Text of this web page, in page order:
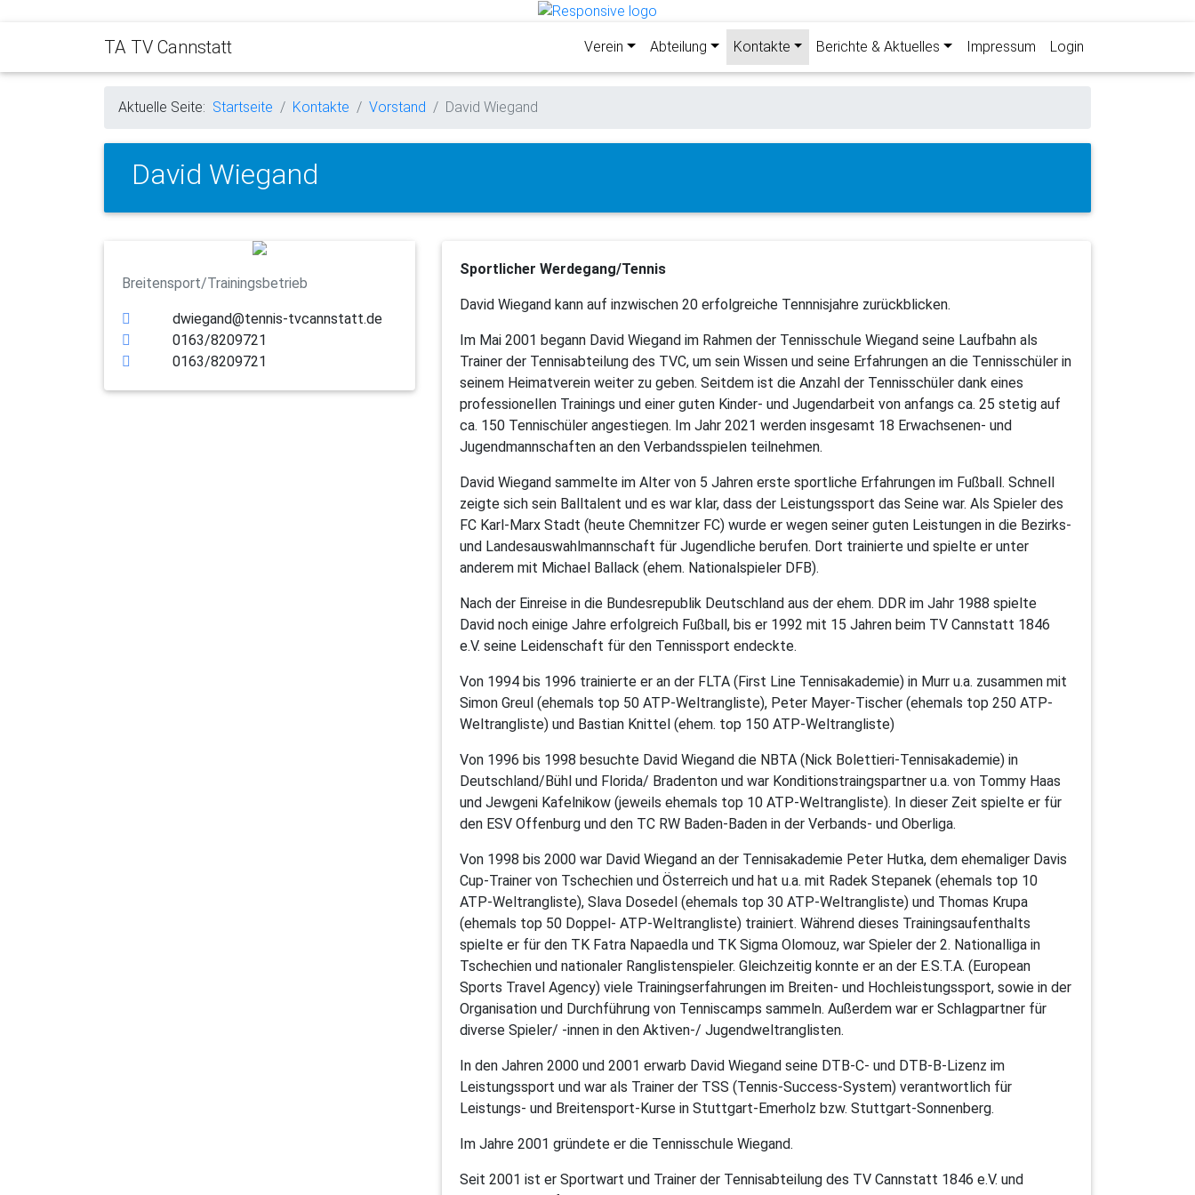
TA TV Cannstatt Verein Abteilung Kontakte Berichte & Aktuelles Impressum Login
Aktuelle Seite: Startseite Kontakte Vorstand David Wiegand
David Wiegand
Breitensport/Trainingsbetrieb
dwiegand@tennis-tvcannstatt.de
0163/8209721
0163/8209721
Sportlicher Werdegang/Tennis
David Wiegand kann auf inzwischen 20 erfolgreiche Tennnisjahre zurückblicken.
Im Mai 2001 begann David Wiegand im Rahmen der Tennisschule Wiegand seine Laufbahn als
Trainer der Tennisabteilung des TVC, um sein Wissen und seine Erfahrungen an die Tennisschüler in
seinem Heimatverein weiter zu geben. Seitdem ist die Anzahl der Tennisschüler dank eines
professionellen Trainings und einer guten Kinder- und Jugendarbeit von anfangs ca. 25 stetig auf
ca. 150 Tennischüler angestiegen. Im Jahr 2021 werden insgesamt 18 Erwachsenen- und
Jugendmannschaften an den Verbandsspielen teilnehmen.
David Wiegand sammelte im Alter von 5 Jahren erste sportliche Erfahrungen im Fußball. Schnell
zeigte sich sein Balltalent und es war klar, dass der Leistungssport das Seine war. Als Spieler des
FC Karl-Marx Stadt (heute Chemnitzer FC) wurde er wegen seiner guten Leistungen in die Bezirks-
und Landesauswahlmannschaft für Jugendliche berufen. Dort trainierte und spielte er unter
anderem mit Michael Ballack (ehem. Nationalspieler DFB).
Nach der Einreise in die Bundesrepublik Deutschland aus der ehem. DDR im Jahr 1988 spielte
David noch einige Jahre erfolgreich Fußball, bis er 1992 mit 15 Jahren beim TV Cannstatt 1846
e.V. seine Leidenschaft für den Tennissport endeckte.
Von 1994 bis 1996 trainierte er an der FLTA (First Line Tennisakademie) in Murr u.a. zusammen mit
Simon Greul (ehemals top 50 ATP-Weltrangliste), Peter Mayer-Tischer (ehemals top 250 ATP-
Weltrangliste) und Bastian Knittel (ehem. top 150 ATP-Weltrangliste)
Von 1996 bis 1998 besuchte David Wiegand die NBTA (Nick Bolettieri-Tennisakademie) in
Deutschland/Bühl und Florida/ Bradenton und war Konditionstraingspartner u.a. von Tommy Haas
und Jewgeni Kafelnikow (jeweils ehemals top 10 ATP-Weltrangliste). In dieser Zeit spielte er für
den ESV Offenburg und den TC RW Baden-Baden in der Verbands- und Oberliga.
Von 1998 bis 2000 war David Wiegand an der Tennisakademie Peter Hutka, dem ehemaliger Davis
Cup-Trainer von Tschechien und Österreich und hat u.a. mit Radek Stepanek (ehemals top 10
ATP-Weltrangliste), Slava Dosedel (ehemals top 30 ATP-Weltrangliste) und Thomas Krupa
(ehemals top 50 Doppel- ATP-Weltrangliste) trainiert. Während dieses Trainingsaufenthalts
spielte er für den TK Fatra Napaedla und TK Sigma Olomouz, war Spieler der 2. Nationalliga in
Tschechien und nationaler Ranglistenspieler. Gleichzeitig konnte er an der E.S.T.A. (European
Sports Travel Agency) viele Trainingserfahrungen im Breiten- und Hochleistungssport, sowie in der
Organisation und Durchführung von Tenniscamps sammeln. Außerdem war er Schlagpartner für
diverse Spieler/ -innen in den Aktiven-/ Jugendweltranglisten.
In den Jahren 2000 und 2001 erwarb David Wiegand seine DTB-C- und DTB-B-Lizenz im
Leistungssport und war als Trainer der TSS (Tennis-Success-System) verantwortlich für
Leistungs- und Breitensport-Kurse in Stuttgart-Emerholz bzw. Stuttgart-Sonnenberg.
Im Jahre 2001 gründete er die Tennisschule Wiegand.
Seit 2001 ist er Sportwart und Trainer der Tennisabteilung des TV Cannstatt 1846 e.V. und